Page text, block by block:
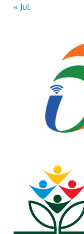
« Jul